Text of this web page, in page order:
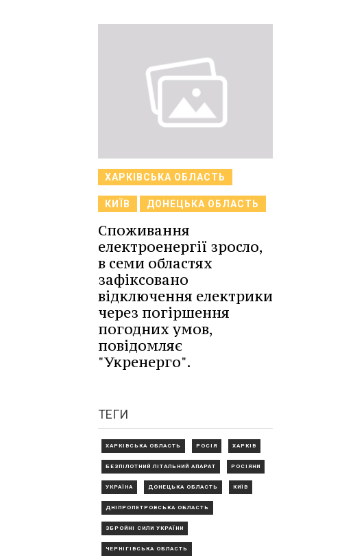
ХАРКІВСЬКА ОБЛАСТЬ
КИЇВ ДОНЕЦЬКА ОБЛАСТЬ
Споживання
електроенергії зросло,
в семи областях
зафіксовано
відключення електрики
через погіршення
погодних умов,
повідомляє
"Укренерго".
ТЕГИ
ХАРКІВСЬКА ОБЛАСТЬ РОСІЯ ХАРКІВ
БЕЗПІЛОТНИЙ ЛІТАЛЬНИЙ АПАРАТ РОСІЯНИ
УКРАЇНА ДОНЕЦЬКА ОБЛАСТЬ КИЇВ
ДНІПРОПЕТРОВСЬКА ОБЛАСТЬ
ЗБРОЙНІ СИЛИ УКРАЇНИ
ЧЕРНІГІВСЬКА ОБЛАСТЬ